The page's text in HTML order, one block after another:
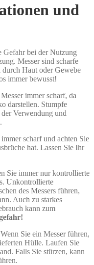
und
Gefahr bei der Nutzung
Messer sind scharfe
durch Haut oder Gewebe
immer bewusst!
immer scharf, da
darstellen. Stumpfe
Verwendung und
scharf und achten Sie
hat. Lassen Sie Ihr
Sie immer nur kontrollierte
Unkontrollierte
des Messers führen,
Auch zu starkes
kann zum
Wenn Sie ein Messer führen,
Hülle. Laufen Sie
Falls Sie stürzen, kann